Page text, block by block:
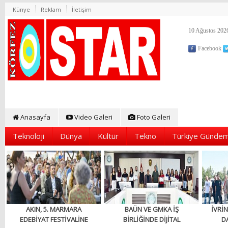
Künye Reklam İletişim
10 Ağustos
Facebook
Anasayfa Video Galeri Foto Galeri
Teknoloji Dünya Kültür Tekno Türkiye
AKIN, 5. MARMARA
EDEBİYAT FESTİVALİNE
BAÜN VE GMKA İŞ
BİRLİĞİNDE DİJİTAL